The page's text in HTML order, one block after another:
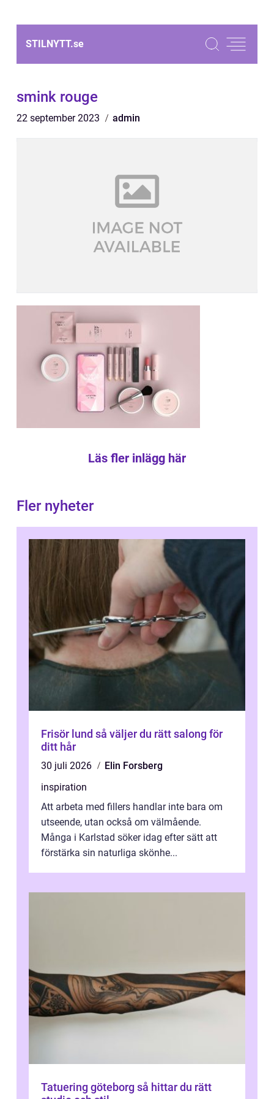
STILNYTT.se
smink rouge
22 september 2023 admin
Läs fler inlägg här
Fler nyheter
Frisör lund så väljer du rätt salong för
ditt hår
30 juli 2026
Elin Forsberg
inspiration
Att arbeta med fillers handlar inte bara om
utseende, utan också om välmående.
Många i Karlstad söker idag efter sätt att
förstärka sin naturliga skönhe...
Tatuering göteborg så hittar du rätt